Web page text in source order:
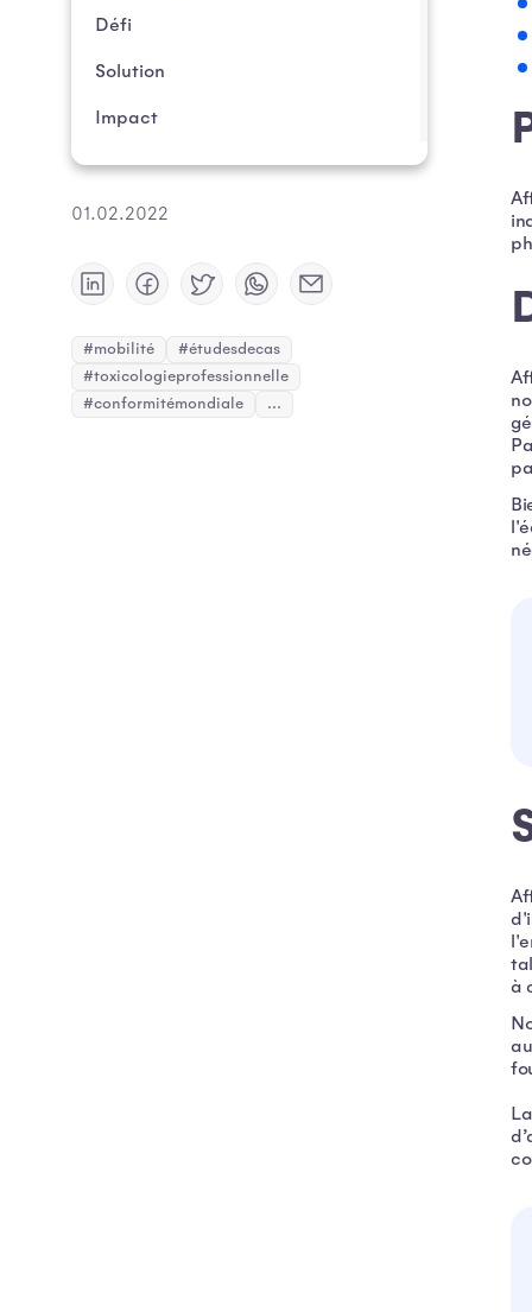
Défi
Solution
Impact
01.02.2022
#mobilité
#étudesdecas
#toxicologieprofessionnelle
#conformitémondiale
...
à